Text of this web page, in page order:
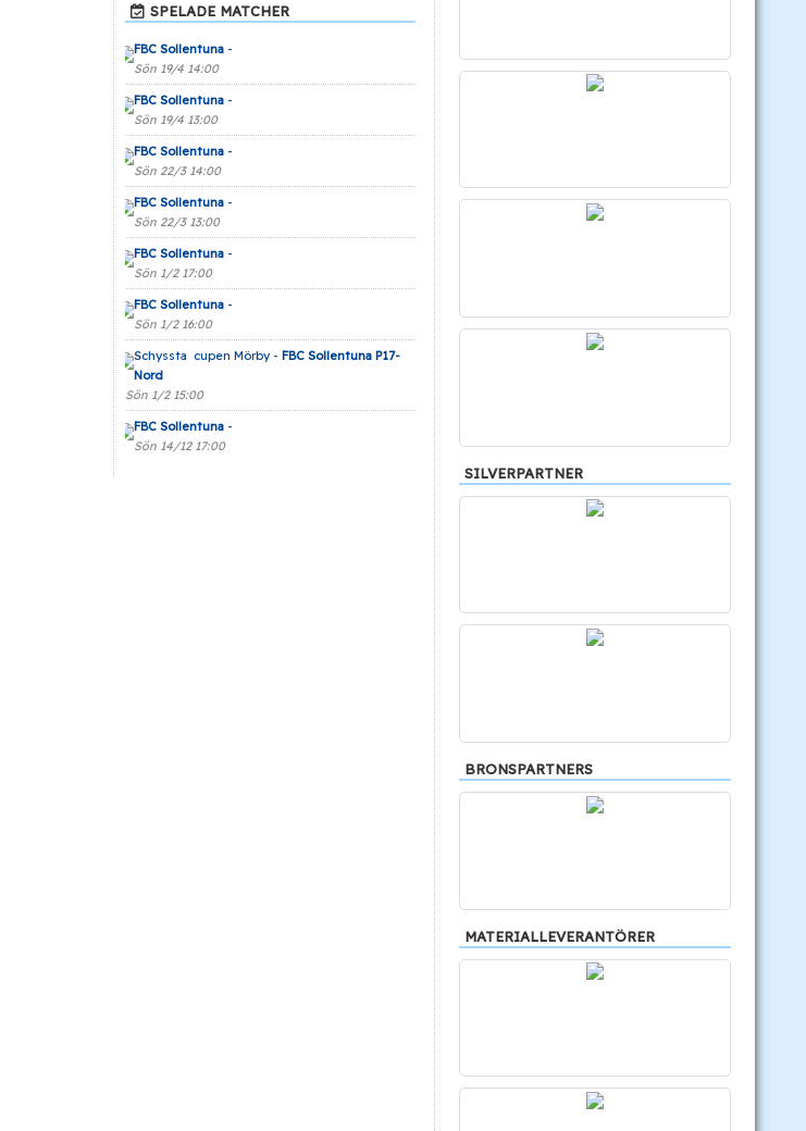
SPELADE MATCHER
FBC Sollentuna-
Sön 19/4 14:00
FBC Sollentuna-
Sön 19/4 13:00
FBC Sollentuna-
Sön 22/3 14:00
FBC Sollentuna-
Sön 22/3 13:00
FBC Sollentuna-
Sön 1/2 17:00
FBC Sollentuna-
Sön 1/2 16:00
Schyssta cupen Mörby - FBC Sollentuna P17-
Nord
Sön 1/2 15:00
FBC Sollentuna-
Sön 14/12 17:00
SILVERPARTNER
BRONSPARTNERS
MATERIALLEVERANTÖRER